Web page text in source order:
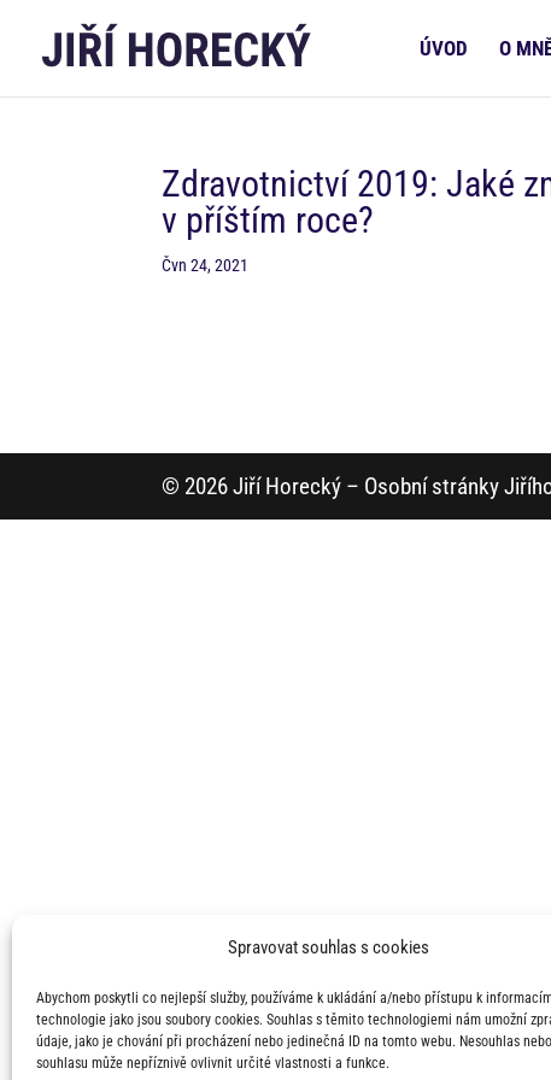
Spravovat souhlas s cookies
Abychom poskytli co nejlepší služby, používáme k ukládání a/nebo přístupu k
technologie jako jsou soubory cookies. Souhlas s těmito technologiemi nám umožní
údaje, jako je chování při procházení nebo jedinečná ID na tomto webu. Nesouhlas
souhlasu může nepříznivě ovlivnit určité vlastnosti a funkce.
ÚVOD O
Zdravotnictví 2019: Jaké
v příštím roce?
Čvn 24, 2021
© 2026 Jiří Horecký – Osobní stránky